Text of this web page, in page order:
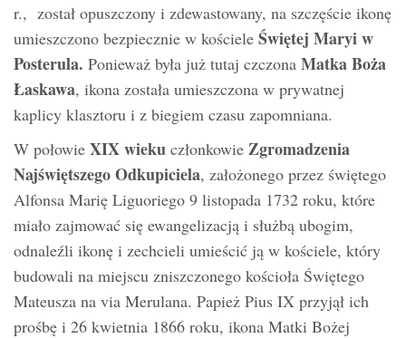
r., został opuszczony i zdewastowany, na szczęście ikonę
umieszczono bezpiecznie w kościele Świętej Maryi w
Posterula. Ponieważ była już tutaj czczona Matka Boża
Łaskawa, ikona została umieszczona w prywatnej
kaplicy klasztoru i z biegiem czasu zapomniana.
W połowie XIX wieku członkowie Zgromadzenia
Najświętszego Odkupiciela, założonego przez świętego
Alfonsa Marię Liguoriego 9 listopada 1732 roku, które
miało zajmować się ewangelizacją i służbą ubogim,
odnaleźli ikonę i zechcieli umieścić ją w kościele, który
budowali na miejscu zniszczonego kościoła Świętego
Mateusza na via Merulana. Papież Pius IX przyjął ich
prośbę i 26 kwietnia 1866 roku, ikona Matki Bożej